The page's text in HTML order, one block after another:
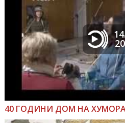
40 ГОДИНИ ДОМ НА ХУМОРА